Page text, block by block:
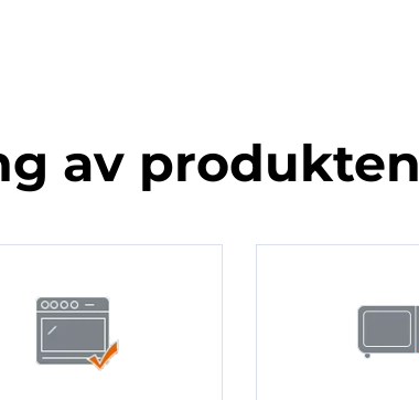
av produkten